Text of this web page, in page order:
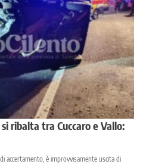
ribalta tra Cuccaro e Vallo:
accertamento, è improvvisamente uscita di